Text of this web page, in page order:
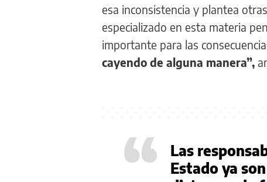
esa inconsistencia y plantea
especializado en esta materia
importante para las
cayendo de alguna manera”,
“
Las
Estado ya